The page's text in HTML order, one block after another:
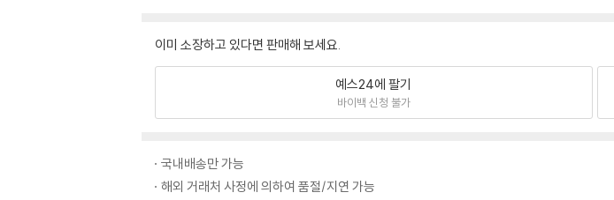
이미 소장하고 있다면 판매해 보세요.
예스24에 팔기
바이백 신청 불가
국내배송만 가능
해외 거래처 사정에 의하여 품절/지연 가능